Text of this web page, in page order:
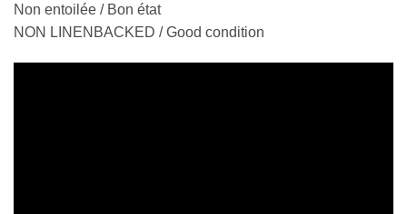
Non entoilée / Bon état
NON LINENBACKED / Good condition